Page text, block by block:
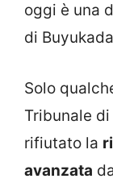
oggi è una
di
Solo
Tribunale
rifiutato la
avanzata